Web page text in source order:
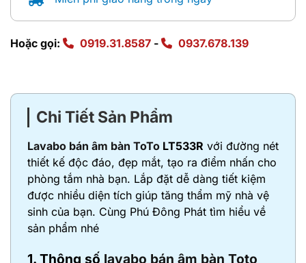
Hoặc gọi: 0919.31.8587 - 0937.678.139
Chi Tiết Sản Phẩm
Lavabo bán âm bàn ToTo LT533R với đường nét
thiết kế độc đáo, đẹp mắt, tạo ra điểm nhấn cho
phòng tắm nhà bạn. Lắp đặt dễ dàng tiết kiệm
được nhiều diện tích giúp tăng thẩm mỹ nhà vệ
sinh của bạn. Cùng Phú Đông Phát tìm hiểu về
sản phẩm nhé
1. Thông số lavabo bán âm bàn Toto